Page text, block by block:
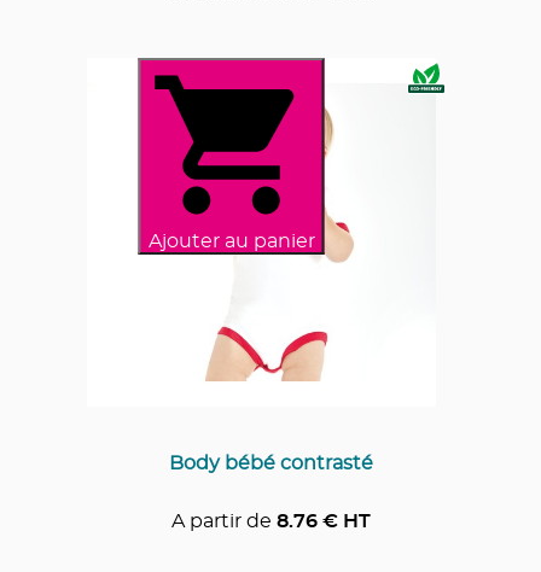
Ajouter au panier
Body bébé contrasté
A partir de 8.76€ HT